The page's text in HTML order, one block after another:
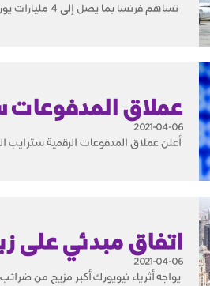
تساهم فرنسا بما يصل إلى 4 مليارات يورو في إعادة رسملة إير فرانس كيه إل إم مما يرفع حصتها البالغة...
عملاق المدفوعات
2021-04-06
أعلن عملاق المدفوعات الرقمية سترايب
اتفاق مبدئي على
2021-04-06
يواجه أثرياء نيويورك أكبر مزيج من